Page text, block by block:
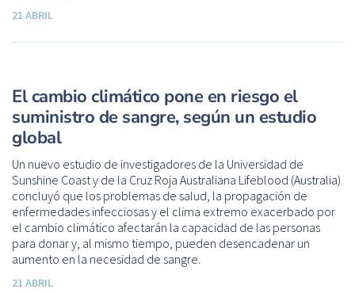
21 ABRIL
El cambio climático pone en riesgo el
suministro de sangre, según un estudio
global
Un nuevo estudio de investigadores de la Universidad de
Sunshine Coast y de la Cruz Roja Australiana Lifeblood (Australia)
concluyó que los problemas de salud, la propagación de
enfermedades infecciosas y el clima extremo exacerbado por
el cambio climático afectarán la capacidad de las personas
para donar y, al mismo tiempo, pueden desencadenar un
aumento en la necesidad de sangre.
21 ABRIL